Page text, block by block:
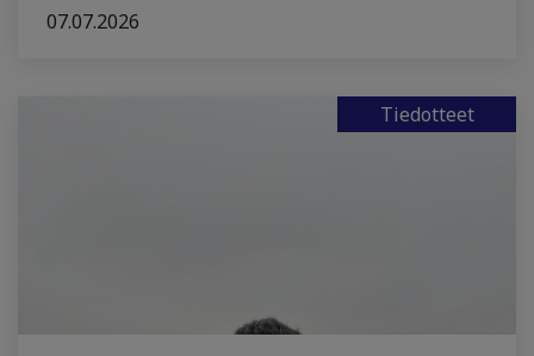
07.07.2026
Tiedotteet